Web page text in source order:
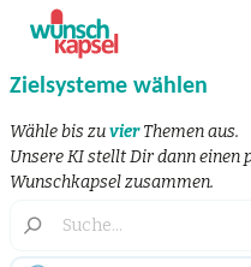
Zielsysteme wählen
Wähle bis zuvierThemen aus.
Unsere KI stellt Dir dann einen
Wunschkapsel zusammen.